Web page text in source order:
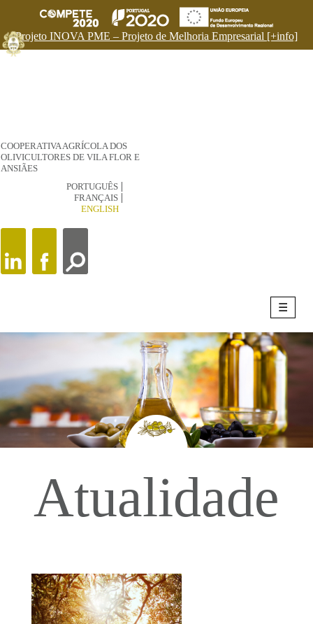
Projeto INOVA PME – Projeto de Melhoria Empresarial [+info]
COOPERATIVA AGRÍCOLA DOS
OLIVICULTORES DE VILA FLOR E
ANSIÃES
PORTUGUÊS
FRANÇAIS
ENGLISH
☰
Atualidade